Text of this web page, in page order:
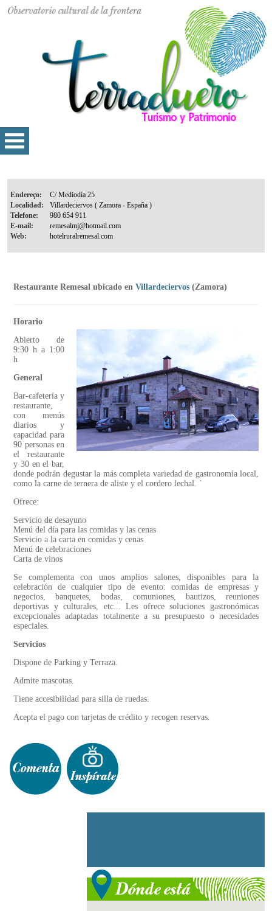
Endereço:
Localidad:
Telefone:
E-mail:
Web:
Restaurante Remesal ubicado en Villardeciervos (Zamora)
Horario
Abierto de
9:30 h a 1:00
h
General
Bar-cafetería y
restaurante,
con menús
diarios y
capacidad para
90 personas en
el restaurante
y 30 en el bar,
donde podrán degustar la más completa variedad de gastronomía local,
como la carne de ternera de aliste y el cordero lechal. `
Ofrece:
Servicio de desayuno
Menú del día para las comidas y las cenas
Servicio a la carta en comidas y cenas
Menú de celebraciones
Carta de vinos
Se complementa con unos amplios salones, disponibles para la
celebración de cualquier tipo de evento: comidas de empresas y
negocios, banquetes, bodas, comuniones, bautizos, reuniones
deportivas y culturales, etc... Les ofrece soluciones gastronómicas
excepcionales adaptadas totalmente a su presupuesto o necesidades
especiales.
Servicios
Dispone de Parking y Terraza.
Admite mascotas.
Tiene accesibilidad para silla de ruedas.
Acepta el pago con tarjetas de crédito y recogen reservas.